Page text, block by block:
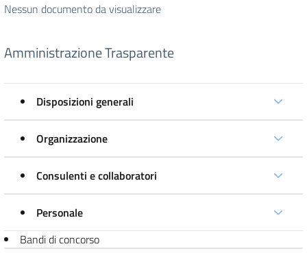
Nessun documento da visualizzare
Amministrazione Trasparente
Disposizioni generali
Organizzazione
Consulenti e collaboratori
Personale
Bandi di concorso